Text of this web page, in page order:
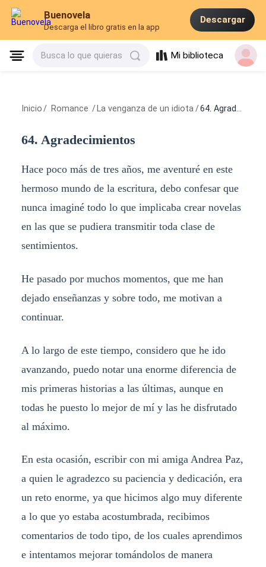
Buenovela
Descarga el libro gratis en la app
Descargar
Busca lo que quieras Mi biblioteca
Inicio / Romance / La venganza de un idiota /64. Agradecimientos
64. Agradecimientos
Hace poco más de tres años, me aventuré en este
hermoso mundo de la escritura, debo confesar que
nunca imaginé todo lo que implicaba crear novelas
en las que se pudiera transmitir toda clase de
sentimientos.
He pasado por muchos momentos, que me han
dejado enseñanzas y sobre todo, me motivan a
continuar.
A lo largo de este tiempo, considero que he ido
avanzando, puedo notar una enorme diferencia de
mis primeras historias a las últimas, aunque en
todas he puesto lo mejor de mí y las he disfrutado
al máximo.
En esta ocasión, escribir con mi amiga Andrea Paz,
a quien le agradezco su paciencia y dedicación, era
un reto enorme, ya que hicimos algo muy diferente
a lo que yo estaba acostumbrada, recibimos
comentarios de todo tipo, de los cuales aprendimos
e intentamos mejorar tomándolos de manera